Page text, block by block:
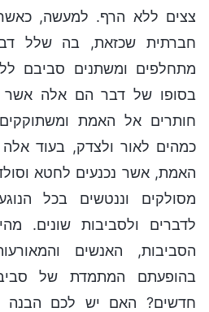
צצים ללא הרף. למעשה,
חברתית שכזאת, בה שלל
מתחלפים ומשתנים סביבם
בסופו של דבר הם אלה אשר
חותרים אל האמת
כמהים לאור ולצדק, בעוד
האמת, אשר נכנעים לחטא
מסולקים וננטשים בכל
לדברים ולסביבות שונים.
הסביבות, האנשים
בהופעתם המתמדת של
חדשים? האם יש לכם הבנה